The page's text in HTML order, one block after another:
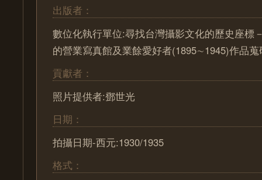
出版者：
數位化執行單位:尋找台灣攝影文化的歷史座標
的營業寫真館及業餘愛好者(1895∼1945)作品
貢獻者：
照片提供者:鄧世光
日期：
拍攝日期-西元:1930/1935
格式：